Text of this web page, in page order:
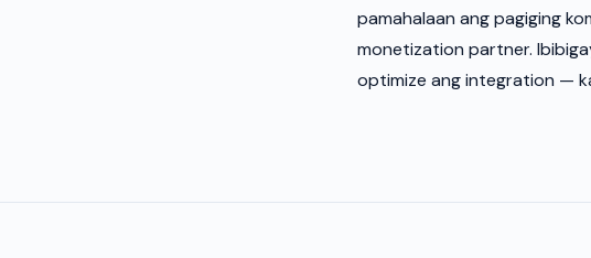
pamahalaan ang pagiging
monetization partner.
optimize ang integration —